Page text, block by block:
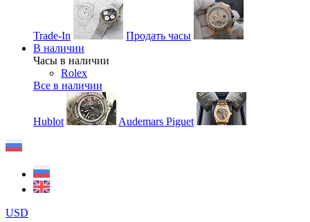
Trade-In
Продать часы
В наличии
Часы в наличии
Rolex
Все в наличии
Hublot Audemars Piguet
USD